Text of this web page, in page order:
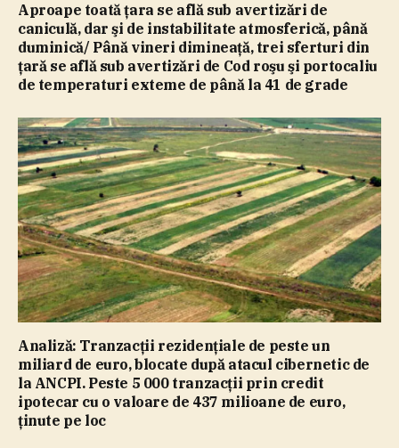
Aproape toată ţara se află sub avertizări de
caniculă, dar şi de instabilitate atmosferică, până
duminică/ Până vineri dimineaţă, trei sferturi din
ţară se află sub avertizări de Cod roşu şi portocaliu
de temperaturi exteme de până la 41 de grade
Analiză: Tranzacţii rezidenţiale de peste un
miliard de euro, blocate după atacul cibernetic de
la ANCPI. Peste 5 000 tranzacţii prin credit
ipotecar cu o valoare de 437 milioane de euro,
ţinute pe loc